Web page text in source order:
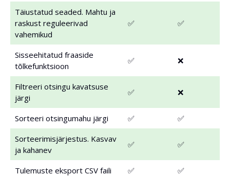
Täiustatud seaded. Mahtu ja
raskust reguleerivad
vahemikud
✅ ✅
Sisseehitatud fraaside
tõlkefunktsioon
✅ ❌
Filtreeri otsingu kavatsuse
järgi
✅ ❌
Sorteeri otsingumahu järgi ✅
✅
Sorteerimisjärjestus. Kasvav
ja kahanev
✅ ✅
Tulemuste eksport CSV faili ✅ ✅